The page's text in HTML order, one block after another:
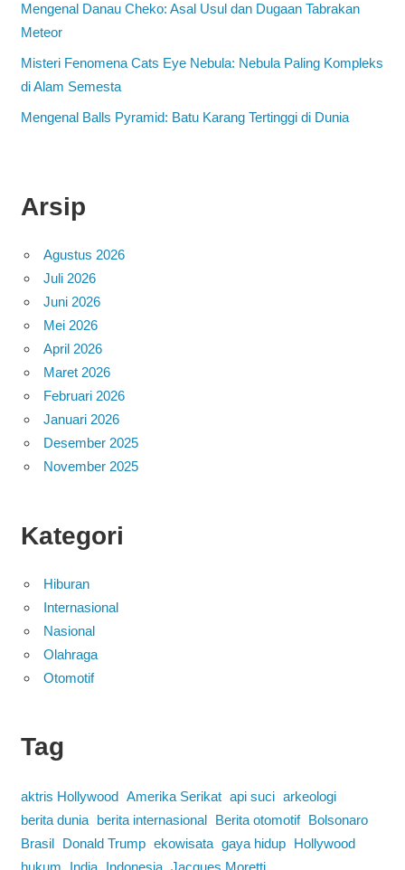
Mengenal Danau Cheko: Asal Usul dan Dugaan Tabrakan
Meteor
Misteri Fenomena Cats Eye Nebula: Nebula Paling Kompleks
di Alam Semesta
Mengenal Balls Pyramid: Batu Karang Tertinggi di Dunia
Arsip
Agustus 2026
Juli 2026
Juni 2026
Mei 2026
April 2026
Maret 2026
Februari 2026
Januari 2026
Desember 2025
November 2025
Kategori
Hiburan
Internasional
Nasional
Olahraga
Otomotif
Tag
aktris Hollywood Amerika Serikat api suci arkeologi
berita dunia
berita internasional Berita otomotif
Bolsonaro
Brasil
Donald Trump ekowisata gaya hidup
Hollywood
hukum
India Indonesia Jacques Moretti